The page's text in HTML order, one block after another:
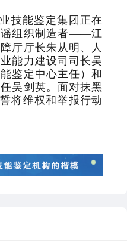
技能鉴定集团正在
谣组织制造者——江
厅厅长朱从明、人
能力建设司司长吴
鉴定中心主任）和
吴剑英。面对抹黑
誓将维权和举报行动